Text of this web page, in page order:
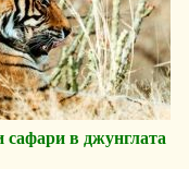
в джунглата